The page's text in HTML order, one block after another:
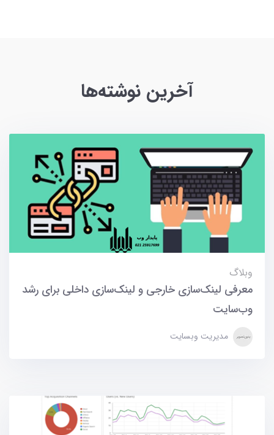
آخرین نوشته‌ها
وبلاگ
معرفی لینک‌سازی خارجی و لینک‌سازی داخلی برای رشد
وب‌سایت
مدیریت وبسایت